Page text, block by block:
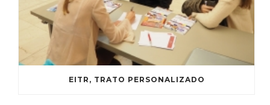
EITR, TRATO PERSONALIZADO